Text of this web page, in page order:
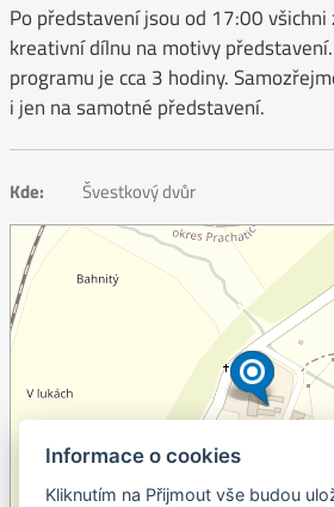
Po představení jsou od 17:00
kreativní dílnu na motivy
programu je cca 3 hodiny.
i jen na samotné představení.
Kde: Švestkový dvůr
Informace o cookies
Kliknutím na Přijmout vše budou